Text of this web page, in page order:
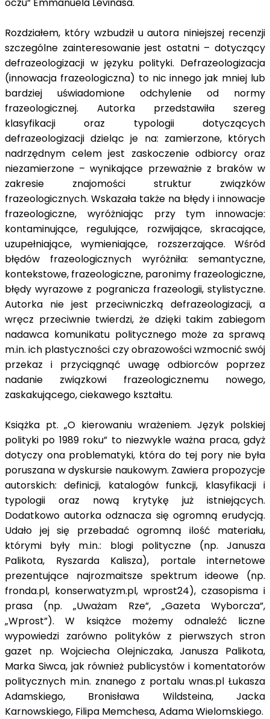
Rozdziałem, który wzbudził u autora niniejszej recenzji
szczególne zainteresowanie jest ostatni – dotyczący
defrazeologizacji w języku polityki. Defrazeologizacja
(innowacja frazeologiczna) to nic innego jak mniej lub
bardziej uświadomione odchylenie od normy
frazeologicznej. Autorka przedstawiła szereg
klasyfikacji oraz typologii dotyczących
defrazeologizacji dzieląc je na: zamierzone, których
nadrzędnym celem jest zaskoczenie odbiorcy oraz
niezamierzone – wynikające przeważnie z braków w
zakresie znajomości struktur związków
frazeologicznych. Wskazała także na błędy i innowacje
frazeologiczne, wyróżniając przy tym innowacje:
kontaminujące, regulujące, rozwijające, skracające,
uzupełniające, wymieniające, rozszerzające. Wśród
błędów frazeologicznych wyróżniła: semantyczne,
kontekstowe, frazeologiczne, paronimy frazeologiczne,
błędy wyrazowe z pogranicza frazeologii, stylistyczne.
Autorka nie jest przeciwniczką defrazeologizacji, a
wręcz przeciwnie twierdzi, że dzięki takim zabiegom
nadawca komunikatu politycznego może za sprawą
m.in. ich plastyczności czy obrazowości wzmocnić swój
przekaz i przyciągnąć uwagę odbiorców poprzez
nadanie związkowi frazeologicznemu nowego,
zaskakującego, ciekawego kształtu.
Książka pt. „O kierowaniu wrażeniem. Język polskiej
polityki po 1989 roku” to niezwykle ważna praca, gdyż
dotyczy ona problematyki, która do tej pory nie była
poruszana w dyskursie naukowym. Zawiera propozycje
autorskich: definicji, katalogów funkcji, klasyfikacji i
typologii oraz nową krytykę już istniejących.
Dodatkowo autorka odznacza się ogromną erudycją.
Udało jej się przebadać ogromną ilość materiału,
którymi były m.in.: blogi polityczne (np. Janusza
Palikota, Ryszarda Kalisza), portale internetowe
prezentujące najrozmaitsze spektrum ideowe (np.
fronda.pl, konserwatyzm.pl, wprost24), czasopisma i
prasa (np. „Uważam Rze”, „Gazeta Wyborcza”,
„Wprost”). W książce możemy odnaleźć liczne
wypowiedzi zarówno polityków z pierwszych stron
gazet np. Wojciecha Olejniczaka, Janusza Palikota,
Marka Siwca, jak również publicystów i komentatorów
politycznych m.in. znanego z portalu wnas.pl Łukasza
Adamskiego, Bronisława Wildsteina, Jacka
Karnowskiego, Filipa Memchesa, Adama Wielomskiego.